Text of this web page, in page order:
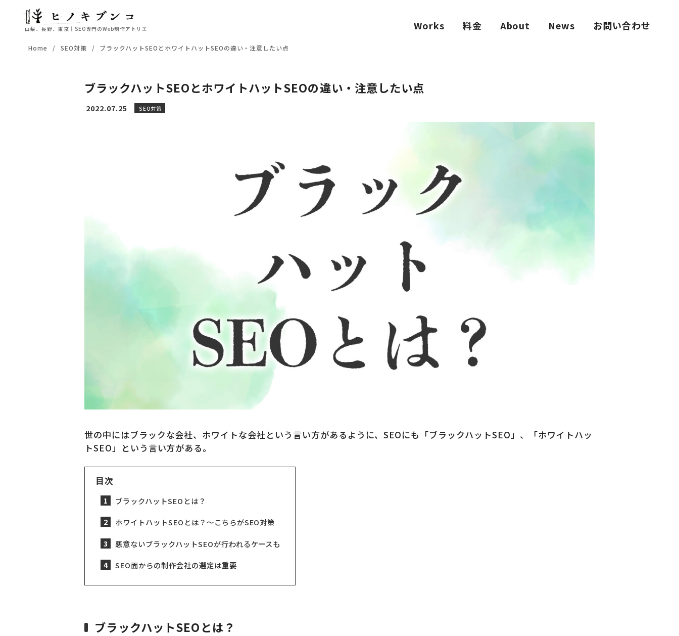
山梨、長野、東京｜SEO専門のWeb制作アトリエ Works 料金 About News お問い合わせ
Home SEO対策 ブラックハットSEOとホワイトハットSEOの違い・注意したい点
ブラックハットSEOとホワイトハットSEOの違い・注意したい点
2022.07.25 SEO対策
世の中にはブラックな会社、ホワイトな会社という言い方があるように、SEOにも「ブラックハットSEO」、「ホワイトハッ
トSEO」という言い方がある。
目次
ブラックハットSEOとは？
ホワイトハットSEOとは？〜こちらがSEO対策
悪意ないブラックハットSEOが行われるケースも
SEO面からの制作会社の選定は重要
ブラックハットSEOとは？